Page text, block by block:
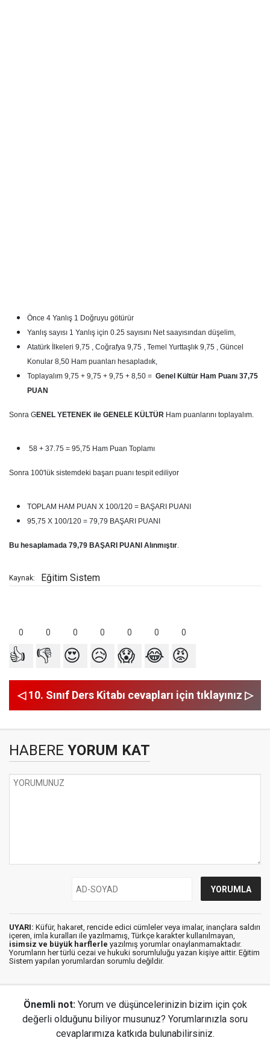
Önce 4 Yanlış 1 Doğruyu götürür
Yanlış sayısı 1 Yanlış için 0.25 sayısını Net saayısından düşelim,
Atatürk İlkeleri 9,75 , Coğrafya 9,75 , Temel Yurttaşlık 9,75 , Güncel
Konular 8,50 Ham puanları hesapladıık,
Toplayalım 9,75 + 9,75 + 9,75 + 8,50 = Genel Kültür Ham Puanı 37,75
PUAN
Sonra GENEL YETENEK ile GENELE KÜLTÜR Ham puanlarını toplayalım.
58 + 37.75 = 95,75 Ham Puan Toplamı
Sonra 100'lük sistemdeki başarı puanı tespit ediliyor
TOPLAM HAM PUAN X 100/120 = BAŞARI PUANI
95,75 X 100/120 = 79,79 BAŞARI PUANI
Bu hesaplamada 79,79 BAŞARI PUANI Alınmıştır.
Kaynak: Eğitim Sistem
0 0 0 0 0 0 0
👍 👎 😍 😥 😱 😂 😡
◁ 10. Sınıf Ders Kitabı cevapları için tıklayınız ▷
HABERE YORUM KAT
UYARI: Küfür, hakaret, rencide edici cümleler veya imalar, inançlara saldırı
içeren, imla kuralları ile yazılmamış, Türkçe karakter kullanılmayan,
isimsiz ve büyük harflerle yazılmış yorumlar onaylanmamaktadır.
Yorumların her türlü cezai ve hukuki sorumluluğu yazan kişiye aittir. Eğitim
Sistem yapılan yorumlardan sorumlu değildir.
Önemli not: Yorum ve düşüncelerinizin bizim için çok
değerli olduğunu biliyor musunuz? Yorumlarınızla soru
cevaplarımıza katkıda bulunabilirsiniz.